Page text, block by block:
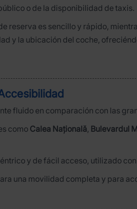
o de la disponibilidad de taxis.
reserva es sencillo y rápido,
y la ubicación del coche,
fluido en comparación con las
como Calea Națională, Bulevardul
y de fácil acceso, utilizado
una movilidad completa y para